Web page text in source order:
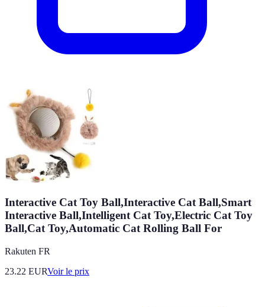
Interactive Cat Toy Ball,Interactive Cat Ball,Smart
Interactive Ball,Intelligent Cat Toy,Electric Cat Toy
Ball,Cat Toy,Automatic Cat Rolling Ball For
Rakuten FR
23.22 EURVoir le prix